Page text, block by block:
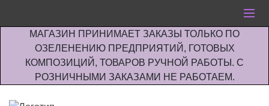
МАГАЗИН ПРИНИМАЕТ ЗАКАЗЫ ТОЛЬКО ПО
ОЗЕЛЕНЕНИЮ ПРЕДПРИЯТИЙ, ГОТОВЫХ
КОМПОЗИЦИЙ, ТОВАРОВ РУЧНОЙ РАБОТЫ. С
РОЗНИЧНЫМИ ЗАКАЗАМИ НЕ РАБОТАЕМ.